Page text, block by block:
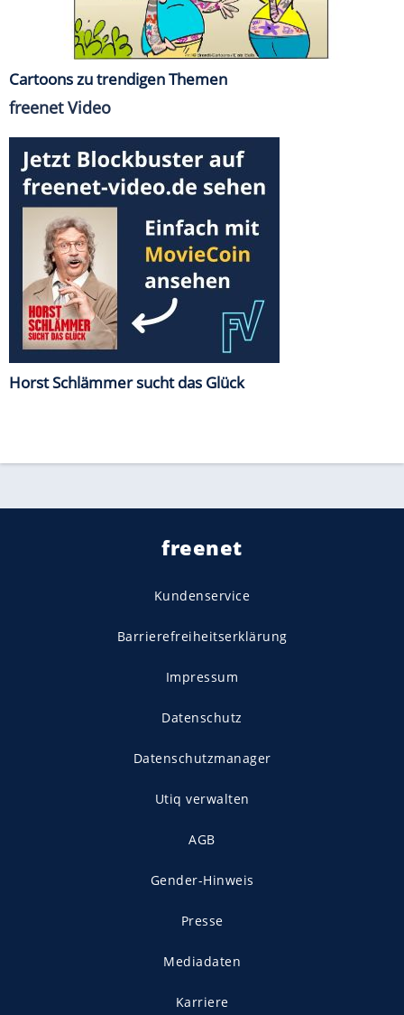
Cartoons zu trendigen Themen
freenet Video
Horst Schlämmer sucht das Glück
freenet
Kundenservice
Barrierefreiheitserklärung
Impressum
Datenschutz
Datenschutzmanager
Utiq verwalten
AGB
Gender-Hinweis
Presse
Mediadaten
Karriere